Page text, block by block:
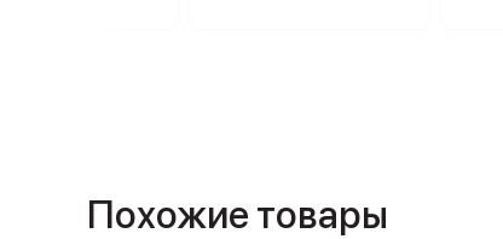
Похожие товары